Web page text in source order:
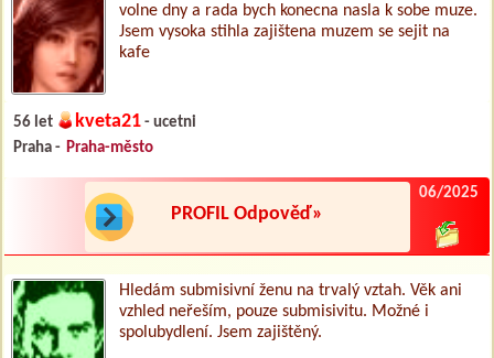
volne dny a rada bych konecna nasla k sobe muze.
Jsem vysoka stihla zajištena muzem se sejit na
kafe
56 let kveta21 - ucetni
Praha - Praha-město
PROFIL Odpověď»
06/2025
Hledám submisivní ženu na trvalý vztah. Věk ani
vzhled neřeším, pouze submisivitu. Možné i
spolubydlení. Jsem zajištěný.